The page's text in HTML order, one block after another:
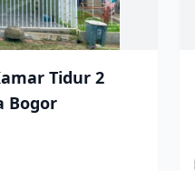
Tidur 2
Bogor